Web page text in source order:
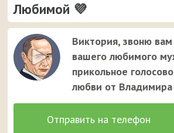
Любимой 💜
Виктория, звоню
вашего любимого
прикольное
любви от Владимира